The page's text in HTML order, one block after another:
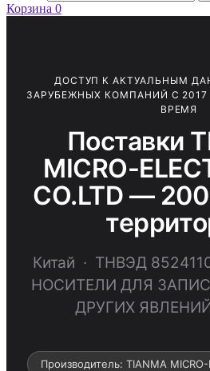
Корзина 0
ДОСТУП К АКТУАЛЬНЫМ
ЗАРУБЕЖНЫХ КОМПАНИЙ С
ВРЕМЯ
Поставки
MICRO-
CO.LTD —
Китай · ТНВЭД
НОСИТЕЛИ ДЛЯ
ДРУГИХ
Производитель: TIANMA MICRO-